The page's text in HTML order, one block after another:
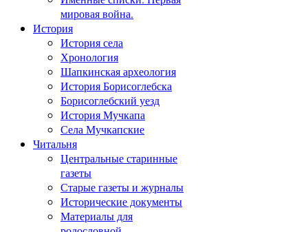
мировая война.
История
История села
Хронология
Шапкинская археология
История Борисоглебска
Борисоглебский уезд
История Мучкапа
Села Мучкапские
Читальня
Центральные старинные
газеты
Старые газеты и журналы
Исторические документы
Материалы для